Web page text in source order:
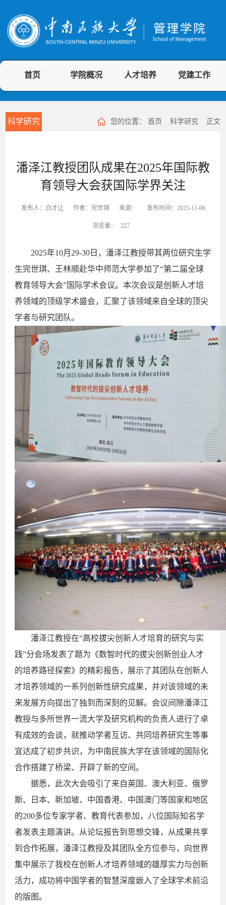
首页 学院概况 人才培养 党建工作
科学研究 您的位置： 首页 科学研究 正文
潘泽江教授团队成果在2025年国际教
育领导大会获国际学界关注
发布人：白才让 作者：完世琪 来源： 发布时间：2025-11-06
浏览量： 227
2025年10月29-30日，潘泽江教授带其两位研究生学
生完世琪、王林顺赴华中师范大学参加了“第二届全球
教育领导大会”国际学术会议。本次会议是创新人才培
养领域的顶级学术盛会，汇聚了该领域来自全球的顶尖
学者与研究团队。
潘泽江教授在“高校拔尖创新人才培育的研究与实
践”分会场发表了题为《数智时代的拔尖创新创业人才
的培养路径探索》的精彩报告，展示了其团队在创新人
才培养领域的一系列创新性研究成果，并对该领域的未
来发展方向提出了独到而深刻的见解。会议间隙潘泽江
教授与多所世界一流大学及研究机构的负责人进行了卓
有成效的会谈，就推动学者互访、共同培养研究生等事
宜达成了初步共识，为中南民族大学在该领域的国际化
合作搭建了桥梁、开辟了新的空间。
据悉，此次大会吸引了来自英国、澳大利亚、俄罗
斯、日本、新加坡、中国香港、中国澳门等国家和地区
的200多位专家学者、教育代表参加，八位国际知名学
者发表主题演讲。从论坛报告到思想交锋，从成果共享
到合作拓展，潘泽江教授及其团队全方位参与，向世界
集中展示了我校在创新人才培养领域的雄厚实力与创新
活力，成功将中国学者的智慧深度嵌入了全球学术前沿
的版图。